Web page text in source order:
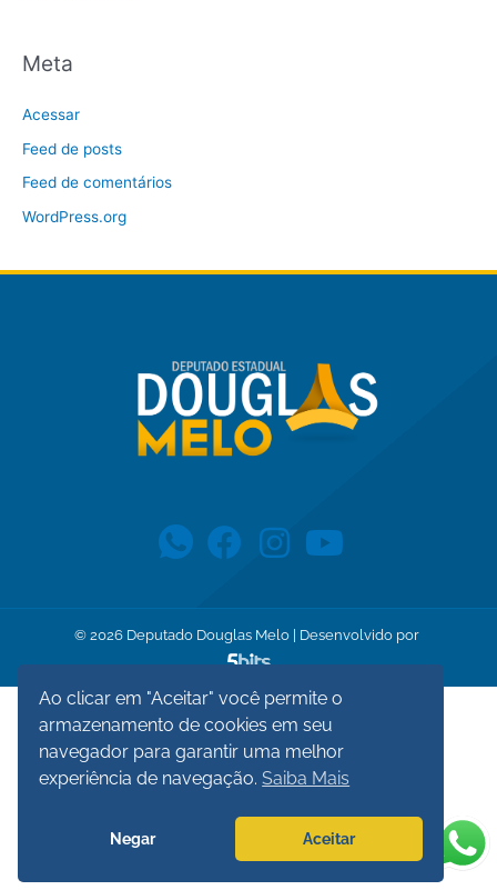
Meta
Acessar
Feed de posts
Feed de comentários
WordPress.org
© 2026 Deputado Douglas Melo | Desenvolvido por
Ao clicar em "Aceitar" você permite o
armazenamento de cookies em seu
navegador para garantir uma melhor
experiência de navegação.Saiba Mais
Negar Aceitar